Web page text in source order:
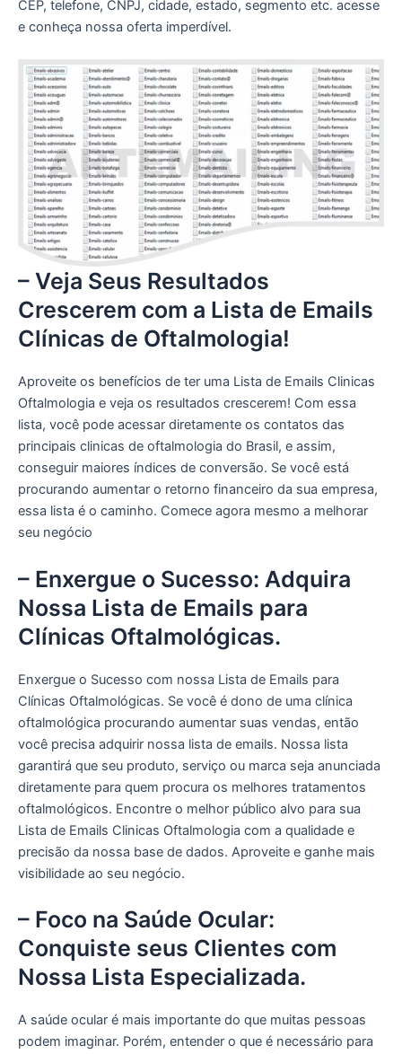
CEP, telefone, CNPJ, cidade, estado, segmento etc. acesse
e conheça nossa oferta imperdível.
– Veja Seus Resultados
Crescerem com a Lista de Emails
Clínicas de Oftalmologia!
Aproveite os benefícios de ter uma Lista de Emails Clinicas
Oftalmologia e veja os resultados crescerem! Com essa
lista, você pode acessar diretamente os contatos das
principais clinicas de oftalmologia do Brasil, e assim,
conseguir maiores índices de conversão. Se você está
procurando aumentar o retorno financeiro da sua empresa,
essa lista é o caminho. Comece agora mesmo a melhorar
seu negócio
– Enxergue o Sucesso: Adquira
Nossa Lista de Emails para
Clínicas Oftalmológicas.
Enxergue o Sucesso com nossa Lista de Emails para
Clínicas Oftalmológicas. Se você é dono de uma clínica
oftalmológica procurando aumentar suas vendas, então
você precisa adquirir nossa lista de emails. Nossa lista
garantirá que seu produto, serviço ou marca seja anunciada
diretamente para quem procura os melhores tratamentos
oftalmológicos. Encontre o melhor público alvo para sua
Lista de Emails Clinicas Oftalmologia com a qualidade e
precisão da nossa base de dados. Aproveite e ganhe mais
visibilidade ao seu negócio.
– Foco na Saúde Ocular:
Conquiste seus Clientes com
Nossa Lista Especializada.
A saúde ocular é mais importante do que muitas pessoas
podem imaginar. Porém, entender o que é necessário para